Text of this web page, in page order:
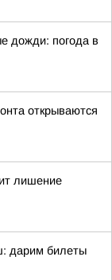
дожди: погода в
открываются
лишение
дарим билеты